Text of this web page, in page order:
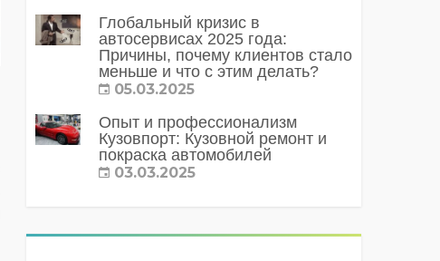
Глобальный кризис в
автосервисах 2025 года:
Причины, почему клиентов стало
меньше и что с этим делать?
05.03.2025
Опыт и профессионализм
Кузовпорт: Кузовной ремонт и
покраска автомобилей
03.03.2025